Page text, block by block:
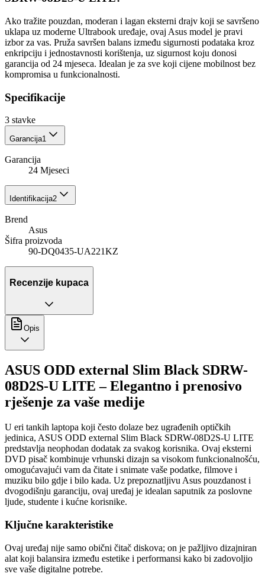
Ako tražite pouzdan, moderan i lagan eksterni drajv koji se savršeno
uklapa uz moderne Ultrabook uređaje, ovaj Asus model je pravi
izbor za vas. Pruža savršen balans između sigurnosti podataka kroz
enkripciju i jednostavnosti korištenja, uz sigurnost koju donosi
garancija od 24 mjeseca. Idealan je za sve koji cijene mobilnost bez
kompromisa u funkcionalnosti.
Specifikacije
3 stavke
Garancija1
Garancija
24 Mjeseci
Identifikacija2
Brend
Asus
Šifra proizvoda
90-DQ0435-UA221KZ
Recenzije kupaca
Opis
ASUS ODD external Slim Black SDRW-
08D2S-U LITE – Elegantno i prenosivo
rješenje za vaše medije
U eri tankih laptopa koji često dolaze bez ugrađenih optičkih
jedinica, ASUS ODD external Slim Black SDRW-08D2S-U LITE
predstavlja neophodan dodatak za svakog korisnika. Ovaj eksterni
DVD pisač kombinuje vrhunski dizajn sa visokom funkcionalnošću,
omogućavajući vam da čitate i snimate vaše podatke, filmove i
muziku bilo gdje i bilo kada. Uz prepoznatljivu Asus pouzdanost i
dvogodišnju garanciju, ovaj uređaj je idealan saputnik za poslovne
ljude, studente i kućne korisnike.
Ključne karakteristike
Ovaj uređaj nije samo obični čitač diskova; on je pažljivo dizajniran
alat koji balansira između estetike i performansi kako bi zadovoljio
sve vaše digitalne potrebe.